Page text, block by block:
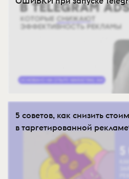
5 советов, как снизить
в таргетированной